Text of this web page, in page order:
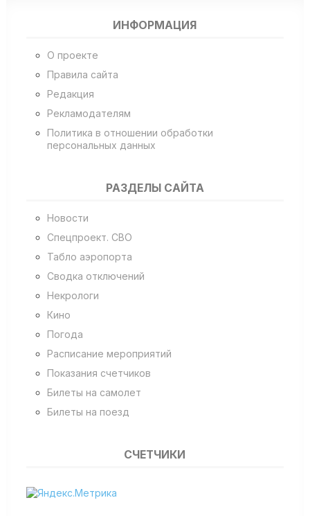
ИНФОРМАЦИЯ
О проекте
Правила сайта
Редакция
Рекламодателям
Политика в отношении обработки
персональных данных
РАЗДЕЛЫ САЙТА
Новости
Спецпроект. СВО
Табло аэропорта
Сводка отключений
Некрологи
Кино
Погода
Расписание мероприятий
Показания счетчиков
Билеты на самолет
Билеты на поезд
СЧЕТЧИКИ